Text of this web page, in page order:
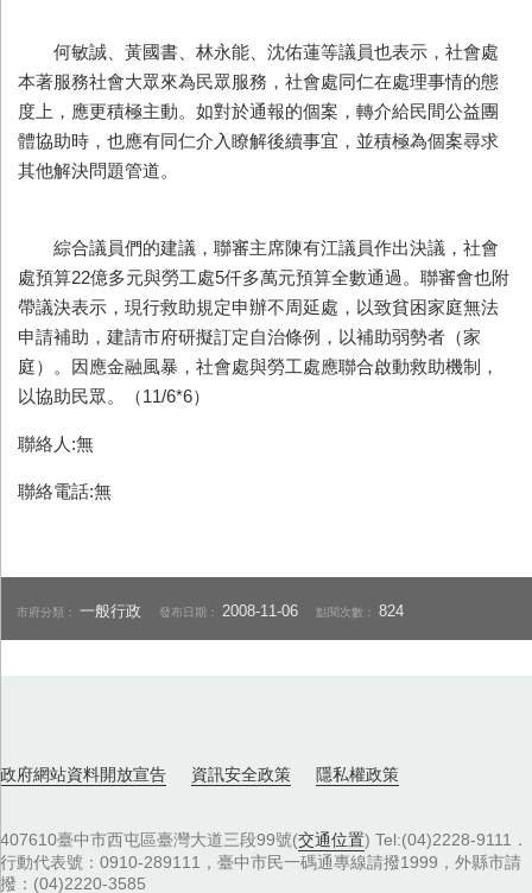
何敏誠、黃國書、林永能、沈佑蓮等議員也表示，社會處
本著服務社會大眾來為民眾服務，社會處同仁在處理事情的態
度上，應更積極主動。如對於通報的個案，轉介給民間公益團
體協助時，也應有同仁介入瞭解後續事宜，並積極為個案尋求
其他解決問題管道。
綜合議員們的建議，聯審主席陳有江議員作出決議，社會
處預算22億多元與勞工處5仟多萬元預算全數通過。聯審會也附
帶議決表示，現行救助規定申辦不周延處，以致貧困家庭無法
申請補助，建請市府研擬訂定自治條例，以補助弱勢者（家
庭）。因應金融風暴，社會處與勞工處應聯合啟動救助機制，
以協助民眾。（11/6*6）
聯絡人:無
聯絡電話:無
市府分類：一般行政 發布日期： 2008-11-06 點閱次數：824
政府網站資料開放宣告 資訊安全政策 隱私權政策
407610臺中市西屯區臺灣大道三段99號(交通位置) Tel:(04)2228-9111．
行動代表號：0910-289111，臺中市民一碼通專線請撥1999，外縣市請
撥：(04)2220-3585